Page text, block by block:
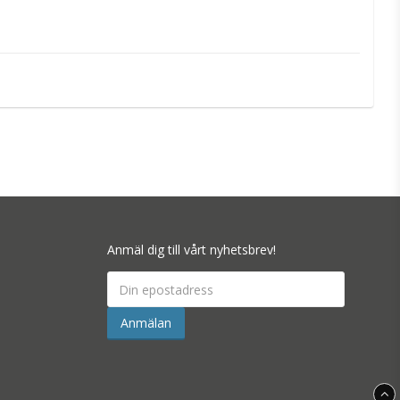
Anmäl dig till vårt nyhetsbrev!
Anmälan